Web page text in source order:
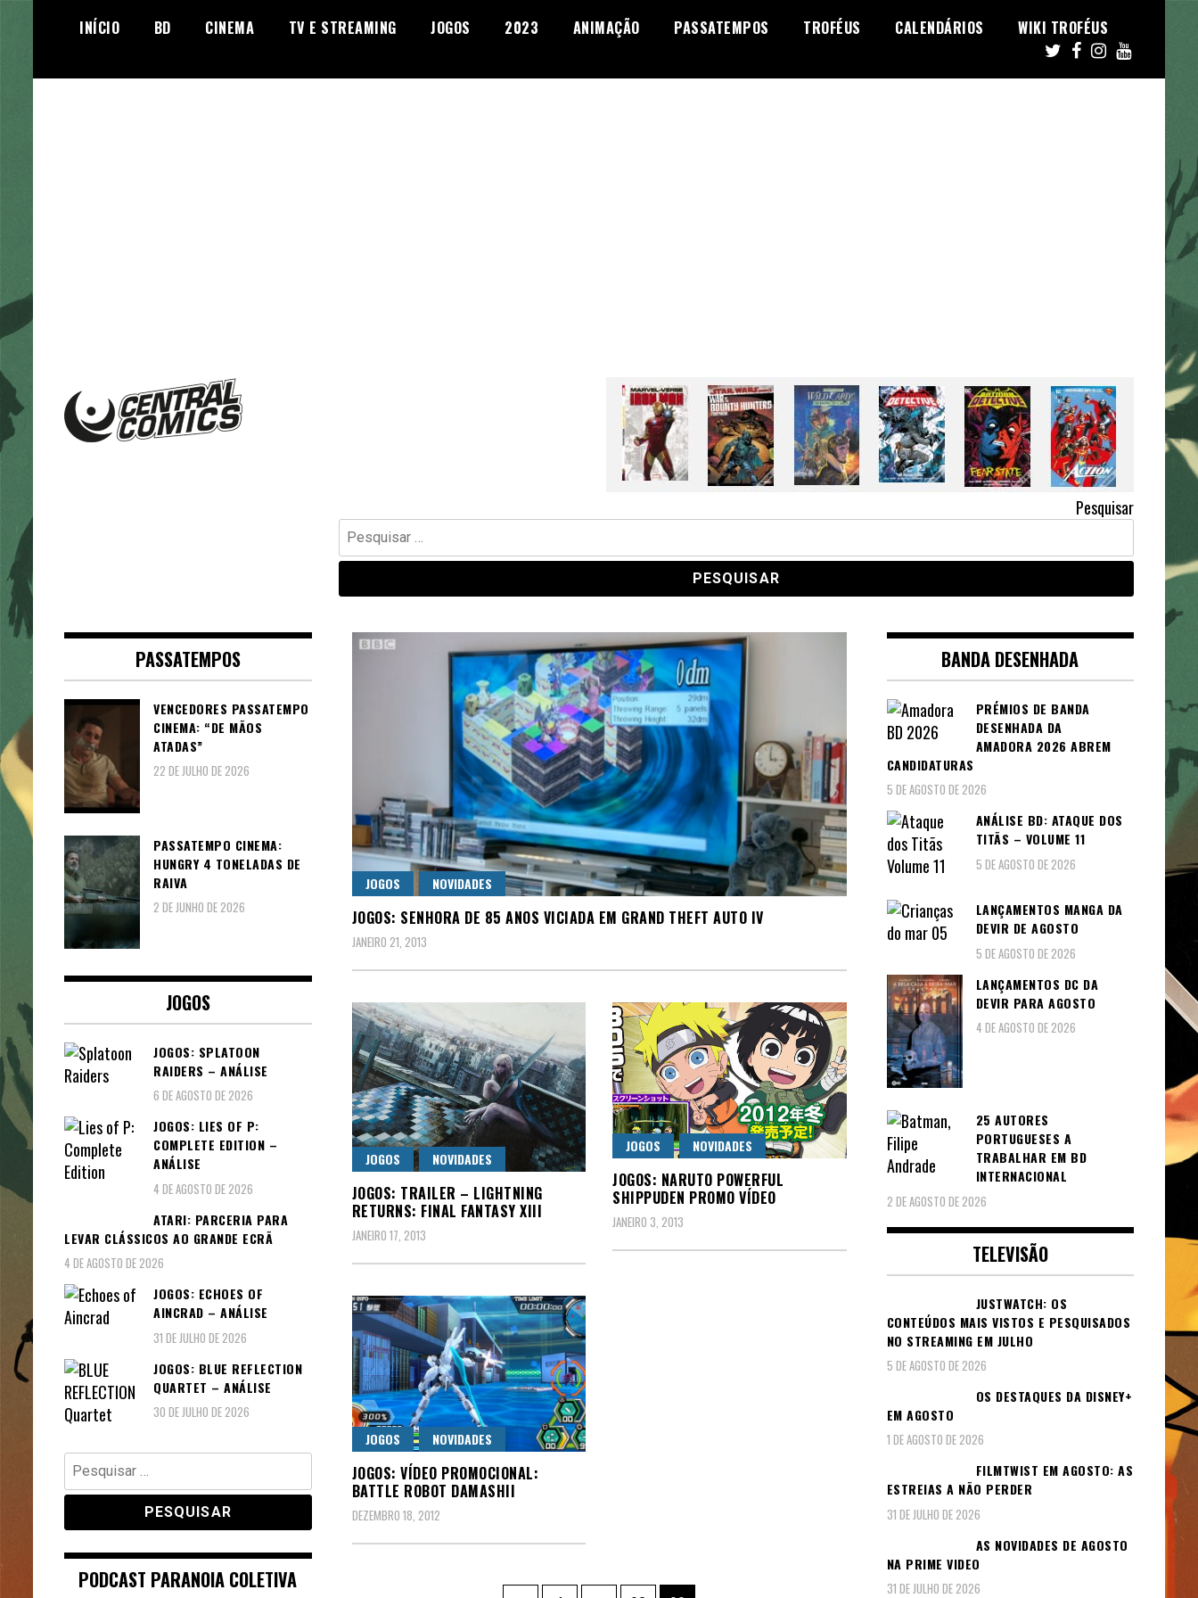
INÍCIO BD CINEMA TV E STREAMING JOGOS 2023 ANIMAÇÃO PASSATEMPOS TROFÉUS CALENDÁRIOS WIKI TROFÉUS
Pesquisar
Pesquisar
por:
JOGOS NOVIDADES
JOGOS: SENHORA DE 85 ANOS VICIADA EM GRAND THEFT AUTO IV
JANEIRO 21, 2013
JOGOS NOVIDADES
JOGOS: TRAILER – LIGHTNING
RETURNS: FINAL FANTASY XIII
JANEIRO 17, 2013
JOGOS NOVIDADES
JOGOS: NARUTO POWERFUL
SHIPPUDEN PROMO VÍDEO
JANEIRO 3, 2013
JOGOS NOVIDADES
JOGOS: VÍDEO PROMOCIONAL:
BATTLE ROBOT DAMASHII
DEZEMBRO 18, 2012
PASSATEMPOS
VENCEDORES PASSATEMPO
CINEMA: “DE MÃOS
ATADAS”
22 DE JULHO DE 2026
PASSATEMPO CINEMA:
HUNGRY 4 TONELADAS DE
RAIVA
2 DE JUNHO DE 2026
JOGOS
JOGOS: SPLATOON
RAIDERS – ANÁLISE
6 DE AGOSTO DE 2026
JOGOS: LIES OF P:
COMPLETE EDITION –
ANÁLISE
4 DE AGOSTO DE 2026
ATARI: PARCERIA PARA
LEVAR CLÁSSICOS AO GRANDE ECRÃ
4 DE AGOSTO DE 2026
JOGOS: ECHOES OF
AINCRAD – ANÁLISE
31 DE JULHO DE 2026
JOGOS: BLUE REFLECTION
QUARTET – ANÁLISE
30 DE JULHO DE 2026
Pesquisar
por:
PODCAST PARANOIA COLETIVA
BANDA DESENHADA
PRÉMIOS DE BANDA
DESENHADA DA
AMADORA 2026 ABREM
CANDIDATURAS
5 DE AGOSTO DE 2026
ANÁLISE BD: ATAQUE DOS
TITÃS – VOLUME 11
5 DE AGOSTO DE 2026
LANÇAMENTOS MANGA DA
DEVIR DE AGOSTO
5 DE AGOSTO DE 2026
LANÇAMENTOS DC DA
DEVIR PARA AGOSTO
4 DE AGOSTO DE 2026
25 AUTORES
PORTUGUESES A
TRABALHAR EM BD
INTERNACIONAL
2 DE AGOSTO DE 2026
TELEVISÃO
JUSTWATCH: OS
CONTEÚDOS MAIS VISTOS E PESQUISADOS
NO STREAMING EM JULHO
5 DE AGOSTO DE 2026
OS DESTAQUES DA DISNEY+
EM AGOSTO
1 DE AGOSTO DE 2026
FILMTWIST EM AGOSTO: AS
ESTREIAS A NÃO PERDER
31 DE JULHO DE 2026
AS NOVIDADES DE AGOSTO
NA PRIME VIDEO
31 DE JULHO DE 2026